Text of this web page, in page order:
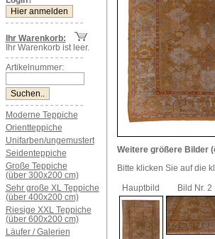
Ihr Warenkorb:
Ihr Warenkorb ist leer.
Artikelnummer:
Moderne Teppiche
Orientteppiche
Unifarben/ungemustert
Seidenteppiche
Große Teppiche
(über 300x200 cm)
Sehr große XL Teppiche
(über 400x200 cm)
Riesige XXL Teppiche
(über 600x200 cm)
Läufer / Galerien
Weitere größere Bilder
Bitte klicken Sie auf die
Hauptbild
Bild Nr. 2